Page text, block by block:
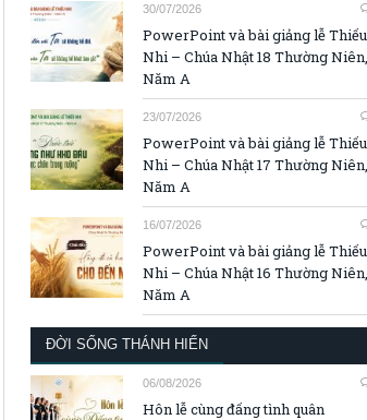
30/07/2026
PowerPoint và bài giảng lễ Thiếu
Nhi – Chúa Nhật 18 Thường Niên,
Năm A
23/07/2026
PowerPoint và bài giảng lễ Thiếu
Nhi – Chúa Nhật 17 Thường Niên,
Năm A
16/07/2026
PowerPoint và bài giảng lễ Thiếu
Nhi – Chúa Nhật 16 Thường Niên,
Năm A
ĐỜI SỐNG THÁNH HIẾN
06/08/2026
Hôn lễ cùng đấng tình quân